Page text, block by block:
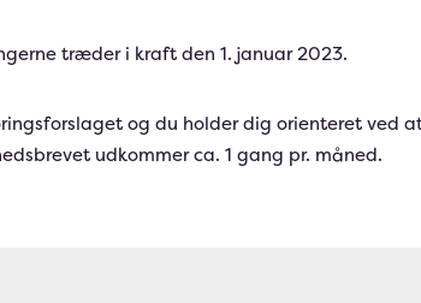
træder i kraft den 1. januar 2023.
og du holder dig orienteret ved
udkommer ca. 1 gang pr. måned.